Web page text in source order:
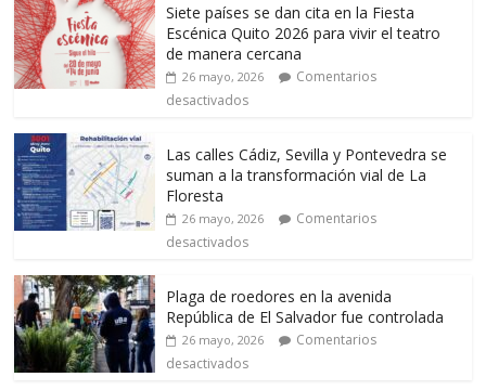
Siete países se dan cita en la Fiesta
Escénica Quito 2026 para vivir el teatro
de manera cercana
26 mayo, 2026
Comentarios
desactivados
Las calles Cádiz, Sevilla y Pontevedra se
suman a la transformación vial de La
Floresta
26 mayo, 2026
Comentarios
desactivados
Plaga de roedores en la avenida
República de El Salvador fue controlada
26 mayo, 2026
Comentarios
desactivados